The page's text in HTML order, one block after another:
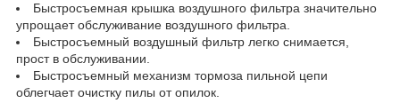
Быстросъемная крышка воздушного фильтра значительно
упрощает обслуживание воздушного фильтра.
Быстросъемный воздушный фильтр легко снимается,
прост в обслуживании.
Быстросъемный механизм тормоза пильной цепи
облегчает очистку пилы от опилок.